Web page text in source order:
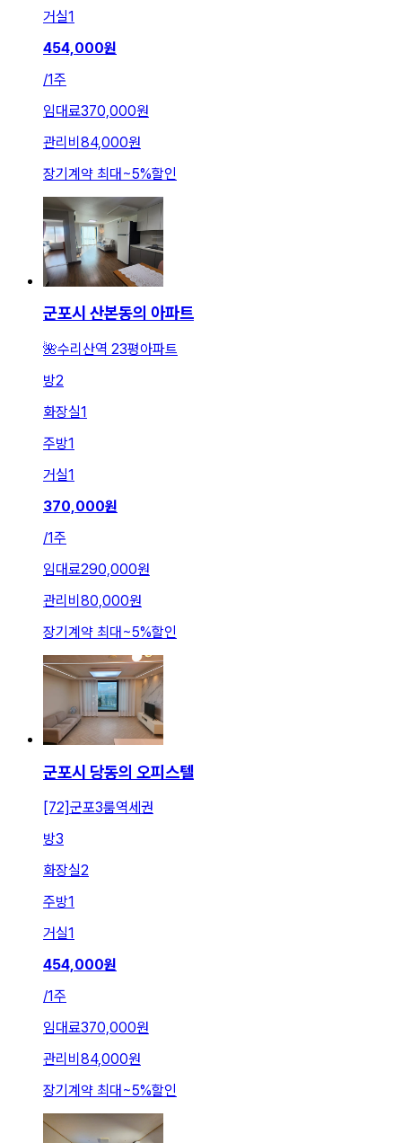
거실1
454,000원
/1주
임대료370,000원
관리비 84,000원
장기계약 최대~5%할인
군포시 산본동의 아파트
🌺수리산역 23평아파트
방2
화장실1
주방1
거실1
370,000원
/1주
임대료290,000원
관리비 80,000원
장기계약 최대~5%할인
군포시 당동의 오피스텔
[72]군포3룸역세권
방3
화장실2
주방1
거실1
454,000원
/1주
임대료370,000원
관리비 84,000원
장기계약 최대 ~5%할인